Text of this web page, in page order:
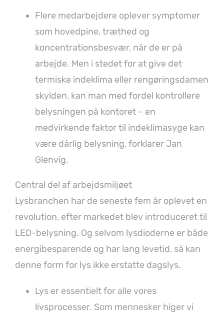
Flere medarbejdere oplever symptomer
som hovedpine, træthed og
koncentrationsbesvær, når de er på
arbejde. Men i stedet for at give det
termiske indeklima eller rengøringsdamen
skylden, kan man med fordel kontrollere
belysningen på kontoret – en
medvirkende faktor til indeklimasyge kan
være dårlig belysning, forklarer Jan
Glenvig.
Central del af arbejdsmiljøet
Lysbranchen har de seneste fem år oplevet en
revolution, efter markedet blev introduceret til
LED-belysning. Og selvom lysdioderne er både
energibesparende og har lang levetid, så kan
denne form for lys ikke erstatte dagslys.
Lys er essentielt for alle vores
livsprocesser. Som mennesker higer vi